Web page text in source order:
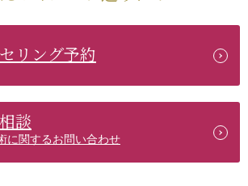
リング予約
談
に関するお問い合わせ